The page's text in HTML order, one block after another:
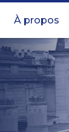
À propos